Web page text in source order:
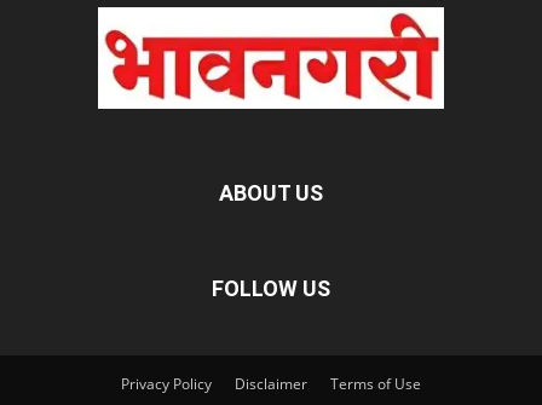
ABOUT US
FOLLOW US
Privacy Policy Disclaimer Terms of Use